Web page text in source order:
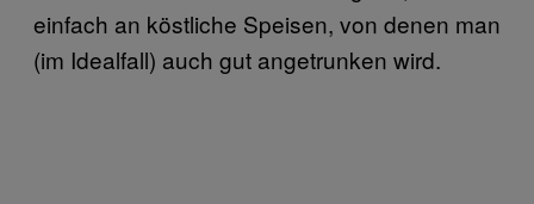
einfach an köstliche Speisen, von denen man
(im Idealfall) auch gut angetrunken wird.